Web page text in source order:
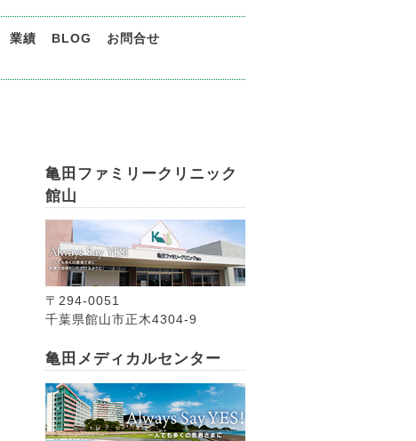
業績 BLOG
お問合せ
亀田ファミリークリニック
館山
〒294-0051
千葉県館山市正木4304-9
亀田メディカルセンター